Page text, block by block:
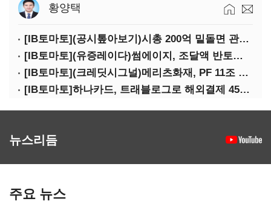
황양택
[IB토마토](공시톺아보기)시총 200억 밑돌면 관리종목…상폐 피하려면
[IB토마토](유증레이다)썸에이지, 조달액 반토막…시총 200억 못 넘으면 철회
[IB토마토](크레딧시그널)메리츠화재, PF 11조 노출…부동산 사업성 저하 우려
[IB토마토]하나카드, 트래블로그로 해외결제 45% 장악…카드이익은 제자리
뉴스리듬
주요 뉴스